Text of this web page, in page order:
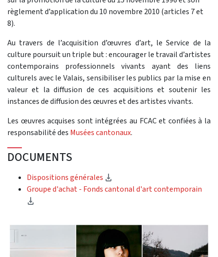
règlement d’application du 10 novembre 2010 (articles 7 et
8).
Au travers de l’acquisition d’œuvres d’art, le Service de la
culture poursuit un triple but : encourager le travail d’artistes
contemporains professionnels vivants ayant des liens
culturels avec le Valais, sensibiliser les publics par la mise en
valeur et la diffusion de ces acquisitions et soutenir les
instances de diffusion des œuvres et des artistes vivants.
Les œuvres acquises sont intégrées au FCAC et confiées à la
responsabilité des Musées cantonaux.
DOCUMENTS
Dispositions générales
Groupe d'achat - Fonds cantonal d'art contemporain